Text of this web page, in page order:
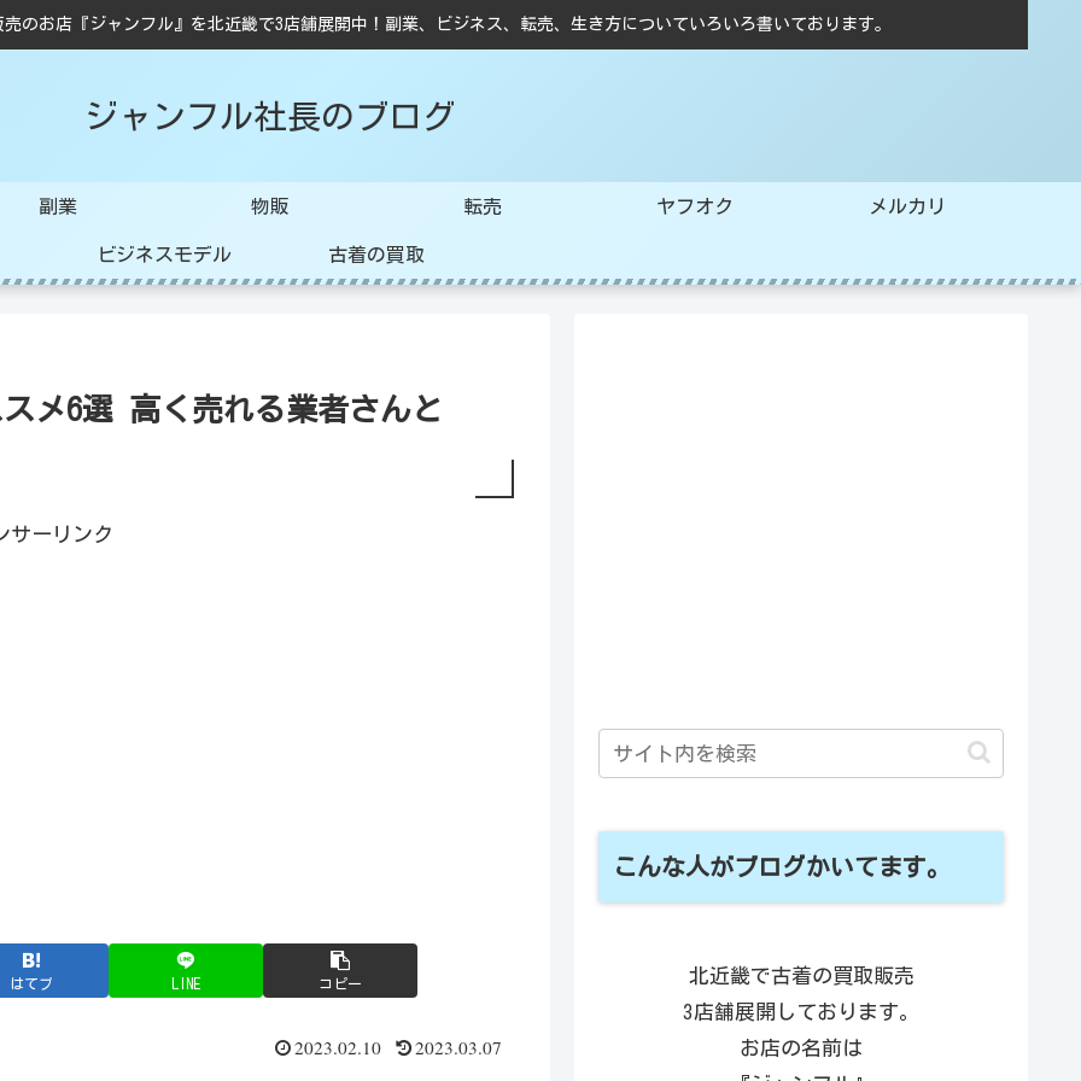
のお店『ジャンフル』を北近畿で3店舗展開中！副業、ビジネス、転売、生き方についていろいろ書いております。
ジャンフル社長のブログ
副業 物販 転売 ヤフオク メルカリ
ビジネスモデル 古着の買取
メ6選 高く売れる業者さんと
サーリンク
はてブ LINE コピー
2023.02.10 2023.03.07
こんな人がブログかいてます。
北近畿で古着の買取販売
3店舗展開しております。
お店の名前は